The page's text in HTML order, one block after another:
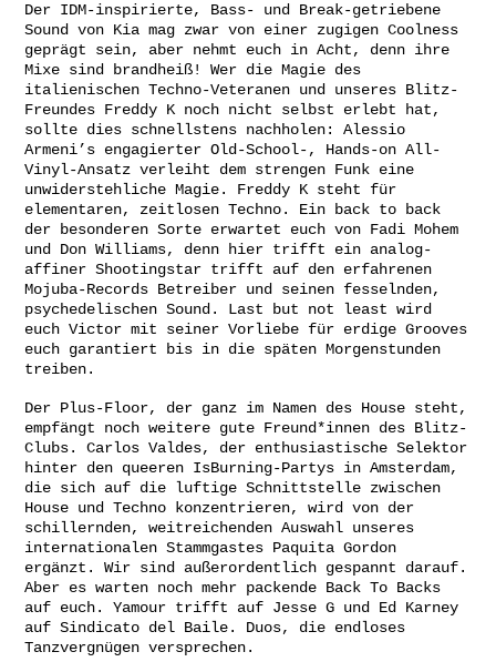
Der IDM-inspirierte, Bass- und Break-getriebene
Sound von Kia mag zwar von einer zugigen Coolness
geprägt sein, aber nehmt euch in Acht, denn ihre
Mixe sind brandheiß! Wer die Magie des
italienischen Techno-Veteranen und unseres Blitz-
Freundes Freddy K noch nicht selbst erlebt hat,
sollte dies schnellstens nachholen: Alessio
Armeni’s engagierter Old-School-, Hands-on All-
Vinyl-Ansatz verleiht dem strengen Funk eine
unwiderstehliche Magie. Freddy K steht für
elementaren, zeitlosen Techno. Ein back to back
der besonderen Sorte erwartet euch von Fadi Mohem
und Don Williams, denn hier trifft ein analog-
affiner Shootingstar trifft auf den erfahrenen
Mojuba-Records Betreiber und seinen fesselnden,
psychedelischen Sound. Last but not least wird
euch Victor mit seiner Vorliebe für erdige Grooves
euch garantiert bis in die späten Morgenstunden
treiben.
Der Plus-Floor, der ganz im Namen des House steht,
empfängt noch weitere gute Freund*innen des Blitz-
Clubs. Carlos Valdes, der enthusiastische Selektor
hinter den queeren IsBurning-Partys in Amsterdam,
die sich auf die luftige Schnittstelle zwischen
House und Techno konzentrieren, wird von der
schillernden, weitreichenden Auswahl unseres
internationalen Stammgastes Paquita Gordon
ergänzt. Wir sind außerordentlich gespannt darauf.
Aber es warten noch mehr packende Back To Backs
auf euch. Yamour trifft auf Jesse G und Ed Karney
auf Sindicato del Baile. Duos, die endloses
Tanzvergnügen versprechen.